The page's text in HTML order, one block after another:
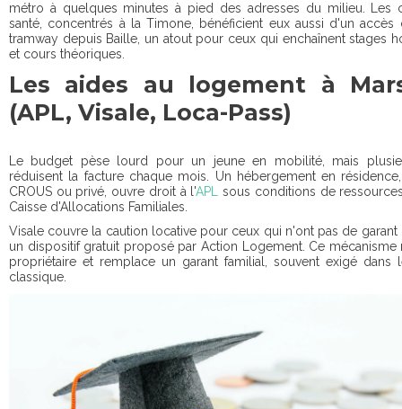
métro à quelques minutes à pied des adresses du milieu. Les
santé, concentrés à la Timone, bénéficient eux aussi d'un accès
tramway depuis Baille, un atout pour ceux qui enchaînent stages
et cours théoriques.
Les aides au logement à
(APL, Visale, Loca-Pass)
Le budget pèse lourd pour un jeune en mobilité, mais
réduisent la facture chaque mois. Un hébergement en
CROUS ou privé, ouvre droit à l'APL
sous conditions de
Caisse d'Allocations Familiales.
Visale couvre la caution locative pour ceux qui n'ont pas de garant
un dispositif gratuit proposé par Action Logement. Ce mécanisme
propriétaire et remplace un garant familial, souvent exigé dans
classique.